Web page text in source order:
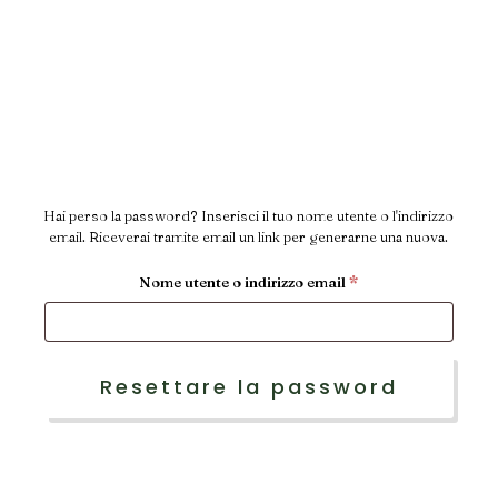
Hai perso la password? Inserisci il tuo nome utente o l'indirizzo
email. Riceverai tramite email un link per generarne una nuova.
Nome utente o indirizzo email*Richiesto
Resettare la password